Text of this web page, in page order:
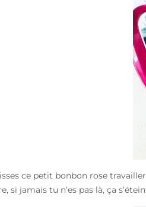
ce petit bonbon rose
si jamais tu n’es pas là, ça